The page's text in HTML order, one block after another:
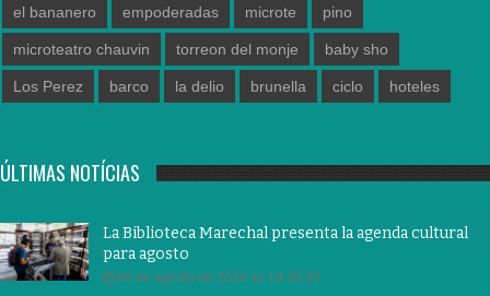
el bananero empoderadas microte pino
microteatro chauvin torreon del monje baby sho
Los Perez barco la delio brunella ciclo hoteles
ÚLTIMAS NOTÍCIAS
La Biblioteca Marechal presenta la agenda cultural
para agosto
06 de agosto de 2026 às 19:20:45